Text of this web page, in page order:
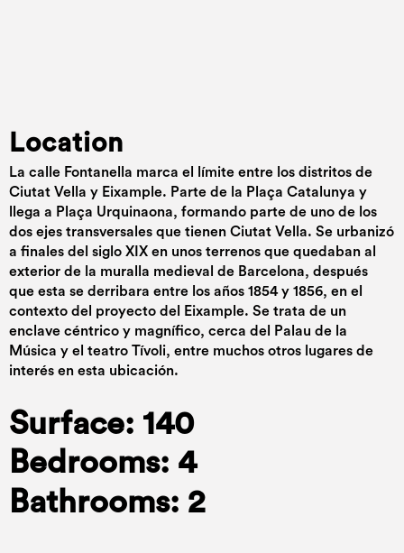
Location
La calle Fontanella marca el límite entre los distritos de
Ciutat Vella y Eixample. Parte de la Plaça Catalunya y
llega a Plaça Urquinaona, formando parte de uno de los
dos ejes transversales que tienen Ciutat Vella. Se urbanizó
a finales del siglo XIX en unos terrenos que quedaban al
exterior de la muralla medieval de Barcelona, después
que esta se derribara entre los años 1854 y 1856, en el
contexto del proyecto del Eixample. Se trata de un
enclave céntrico y magnífico, cerca del Palau de la
Música y el teatro Tívoli, entre muchos otros lugares de
interés en esta ubicación.
Surface: 140
Bedrooms: 4
Bathrooms: 2